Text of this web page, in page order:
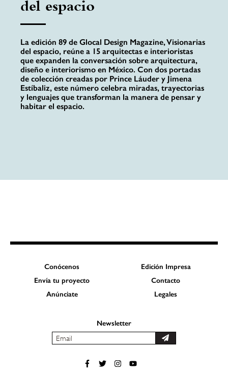
del espacio
La edición 89 de Glocal Design Magazine, Visionarias
del espacio, reúne a 15 arquitectas e interioristas
que expanden la conversación sobre arquitectura,
diseño e interiorismo en México. Con dos portadas
de colección creadas por Prince Láuder y Jimena
Estíbaliz, este número celebra miradas, trayectorias
y lenguajes que transforman la manera de pensar y
habitar el espacio.
Conócenos
Edición Impresa
Envía tu proyecto
Contacto
Anúnciate
Legales
Newsletter